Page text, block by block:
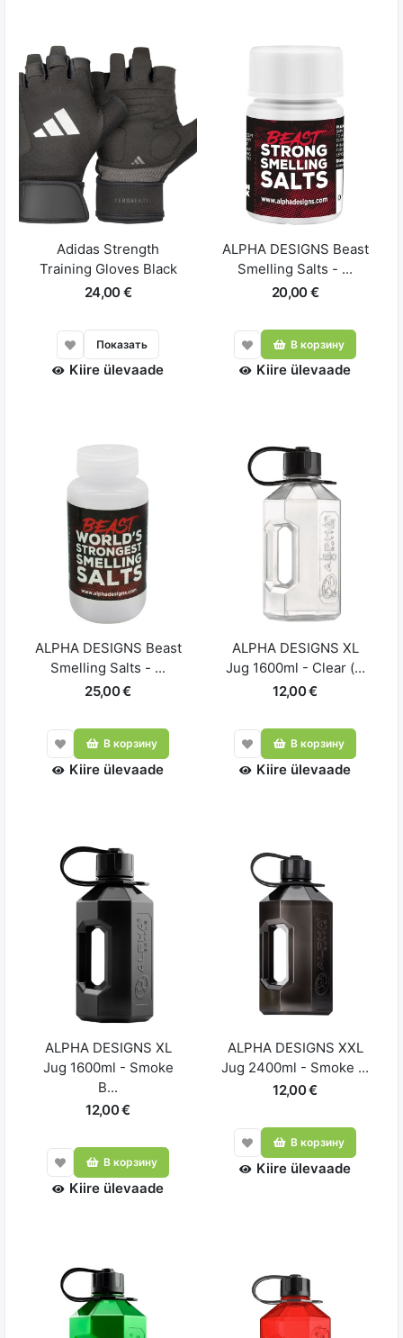
Adidas Strength
Training Gloves Black
24,00 €
Показать
Kiire ülevaade
ALPHA DESIGNS Beast
Smelling Salts - ...
20,00 €
В корзину
Kiire ülevaade
ALPHA DESIGNS Beast
Smelling Salts - ...
25,00 €
В корзину
Kiire ülevaade
ALPHA DESIGNS XL
Jug 1600ml - Clear (...
12,00 €
В корзину
Kiire ülevaade
ALPHA DESIGNS XL
Jug 1600ml - Smoke
B...
12,00 €
В корзину
Kiire ülevaade
ALPHA DESIGNS XXL
Jug 2400ml - Smoke ...
12,00 €
В корзину
Kiire ülevaade